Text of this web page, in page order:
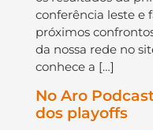
conferência leste e
próximos
da nossa rede no
conhece a […]
No Aro
dos playoffs